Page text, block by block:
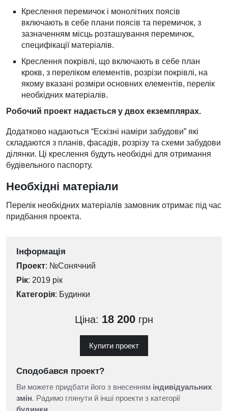
Креслення перемичок і монолітних поясів
включають в себе плани поясів та перемичок, з
зазначенням місць розташування перемичок,
специфікації матеріалів.
Креслення покрівлі, що включають в себе план
крокв, з переліком елементів, розрізи покрівлі, на
якому вказані розміри основних елементів, перелік
необхідних матеріалів.
Робочий проект надається у двох екземплярах.
Додатково надаються “Ескізні наміри забудови” які
складаются з планів, фасадів, розрізу та схеми забудови
ділянки. Ці креслення будуть необхідні для отримання
будівельного паспорту.
Необхідні матеріали
Перелік необхідних матеріалів замовник отримає під час
придбання проекта.
Інформація
Проект: №Сонячний
Рік: 2019 рік
Категорія: Будинки
Ціна: 18 200 грн
Купити проект
Сподобався проект?
Ви можете придбати його з внесенням індивідуальних
змін. Радимо глянути й інші проекти з категорії
будинки